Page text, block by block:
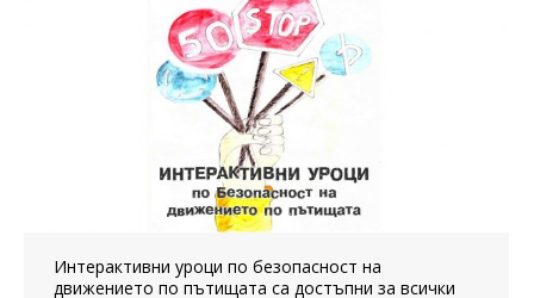
Интерактивни уроци по безопасност на
движението по пътищата са достъпни за всички